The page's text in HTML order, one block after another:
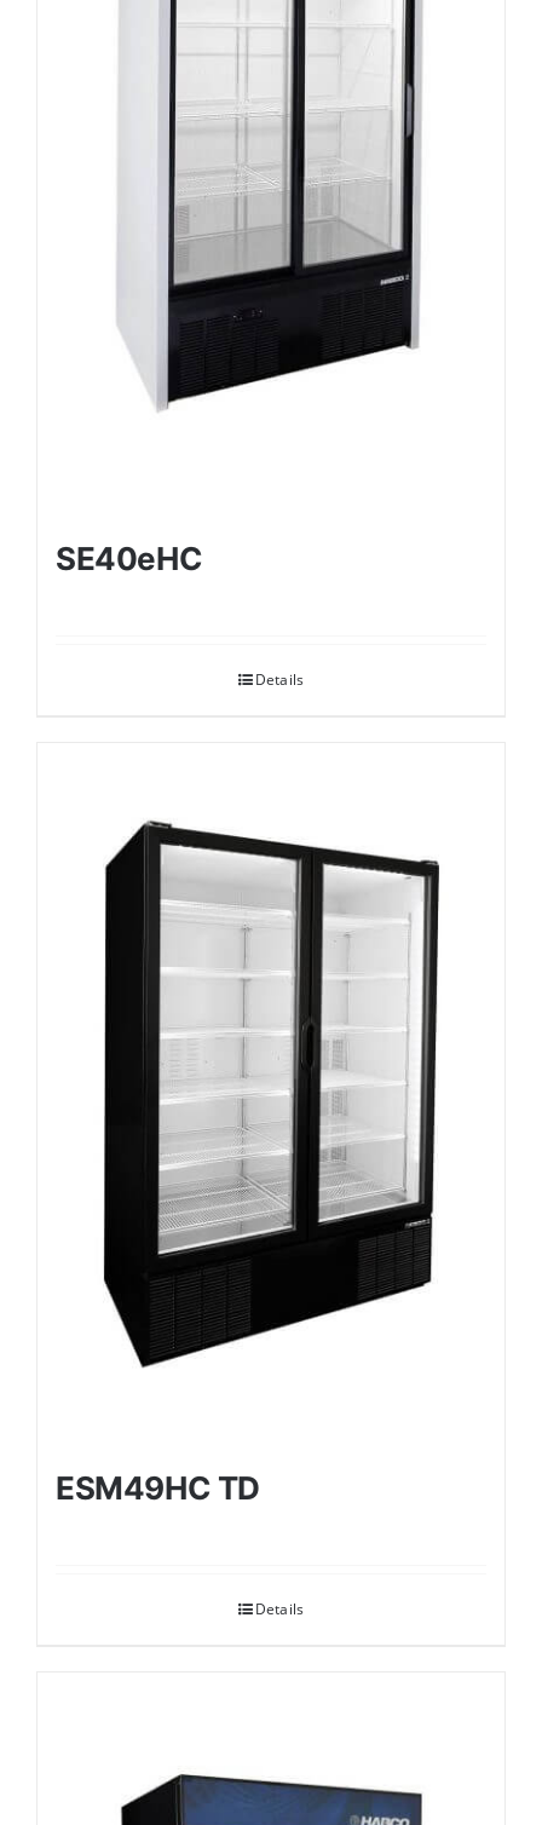
SE40eHC
Details
ESM49HC TD
Details